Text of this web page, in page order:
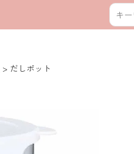
だしポット